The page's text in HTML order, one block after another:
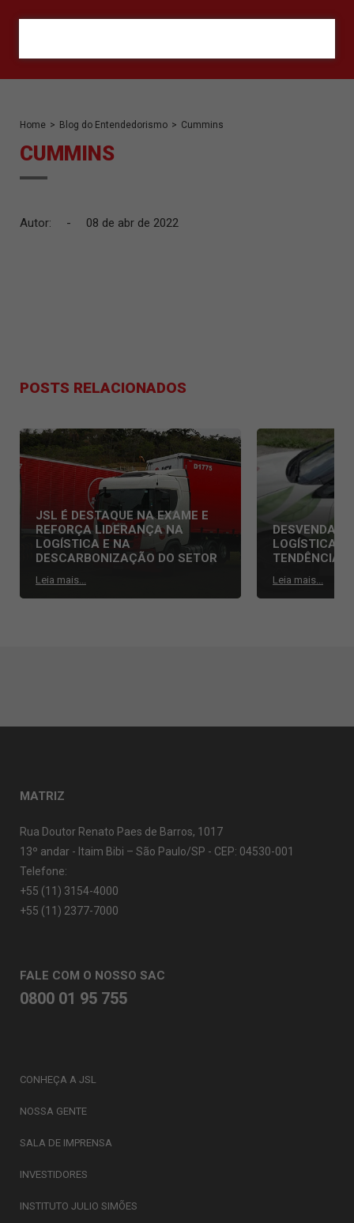
Home > Blog do Entendedorismo > Cummins
CUMMINS
Autor: - 08 de abr de 2022
POSTS RELACIONADOS
JSL É DESTAQUE NA EXAME E
REFORÇA LIDERANÇA NA
LOGÍSTICA E NA
DESCARBONIZAÇÃO DO SETOR
Leia mais...
LOGÍSTICA:
TENDÊNCIAS
Leia mais...
MATRIZ
Rua Doutor Renato Paes de Barros, 1017
13º andar - Itaim Bibi – São Paulo/SP - CEP: 04530-001
Telefone:
+55 (11) 3154-4000
+55 (11) 2377-7000
FALE COM O NOSSO SAC
0800 01 95 755
CONHEÇA A JSL
NOSSA GENTE
SALA DE IMPRENSA
INVESTIDORES
INSTITUTO JULIO SIMÕES